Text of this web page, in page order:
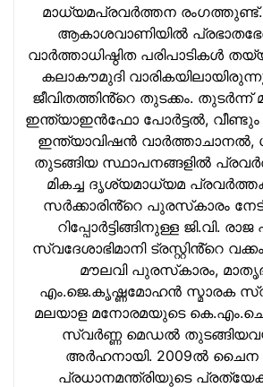
മാധ്യമപ്രവര്‍ത്തന
ആകാശവാണിയില്‍
വാര്‍ത്താധിഷ്ഠിത പരിപാടികള്‍
കലാകൗമുദി
ജീവിതത്തിൻ്റെ തുടക്കം. തുടര്‍ന്ന്
ഇന്ത്യാഇന്‍ഫോ പോർട്ടൽ, വീണ്ടും
ഇന്ത്യാവിഷന്‍
തുടങ്ങിയ സ്ഥാപനങ്ങളില്‍
മികച്ച ദൃശ്യമാധ്യമ
സർക്കാരിൻ്റെ പുരസ്‌കാരം
റിപ്പോർട്ടിങ്ങിനുള്ള ജി.വി.
സ്വദേശാഭിമാനി ട്രസ്റ്റിൻ്റെ
മൗലവി പുരസ്‌കാരം,
എം.ജെ.കൃഷ്ണമോഹന്‍ സ്മാരക
മലയാള മനോരമയുടെ
സ്വര്‍ണ്ണ മെഡല്‍
അര്‍ഹനായി. 2009ല്‍ ചൈന
പ്രധാനമന്ത്രിയുടെ പ്രത്യേക